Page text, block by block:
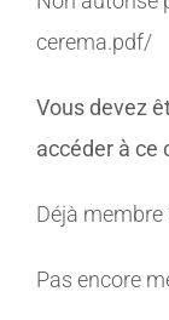
MEMBRES
CONTACT
cerema.pdf/
Vous devez
accéder à ce
Déjà membre
Pas encore